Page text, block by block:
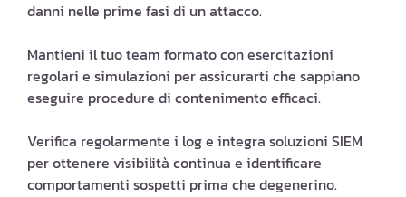
danni nelle prime fasi di un attacco.
Mantieni il tuo team formato con esercitazioni
regolari e simulazioni per assicurarti che sappiano
eseguire procedure di contenimento efficaci.
Verifica regolarmente i log e integra soluzioni SIEM
per ottenere visibilità continua e identificare
comportamenti sospetti prima che degenerino.